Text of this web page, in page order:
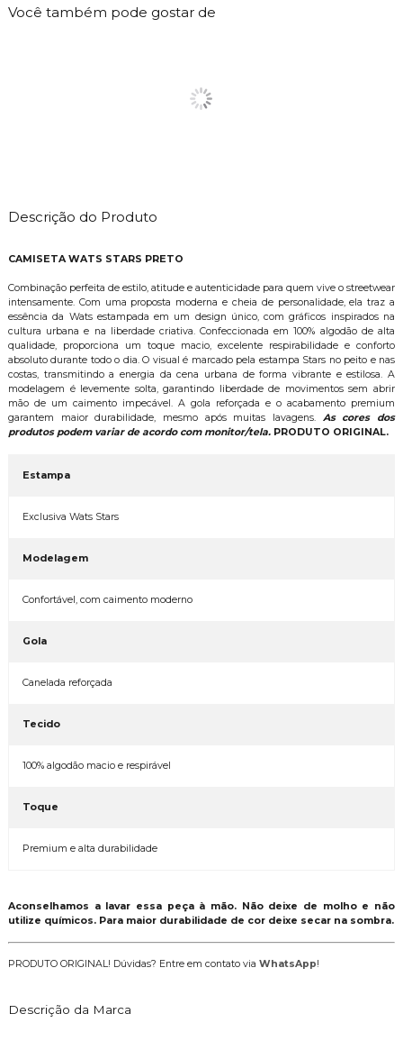
Você também pode gostar de
Descrição do Produto
CAMISETA WATS STARS PRETO
Combinação perfeita de estilo, atitude e autenticidade para quem vive o streetwear
intensamente. Com uma proposta moderna e cheia de personalidade, ela traz a
essência da Wats estampada em um design único, com gráficos inspirados na
cultura urbana e na liberdade criativa. Confeccionada em 100% algodão de alta
qualidade, proporciona um toque macio, excelente respirabilidade e conforto
absoluto durante todo o dia. O visual é marcado pela estampa Stars no peito e nas
costas, transmitindo a energia da cena urbana de forma vibrante e estilosa. A
modelagem é levemente solta, garantindo liberdade de movimentos sem abrir
mão de um caimento impecável. A gola reforçada e o acabamento premium
garantem maior durabilidade, mesmo após muitas lavagens. As cores dos
produtos podem variar de acordo com monitor/tela.PRODUTO ORIGINAL.
Estampa
Exclusiva Wats Stars
Modelagem
Confortável, com caimento moderno
Gola
Canelada reforçada
Tecido
100% algodão macio e respirável
Toque
Premium e alta durabilidade
Aconselhamos a lavar essa peça à mão. Não deixe de molho e não
utilize químicos. Para maior durabilidade de cor deixe secar na sombra.
PRODUTO ORIGINAL! Dúvidas? Entre em contato via WhatsApp!
Descrição da Marca